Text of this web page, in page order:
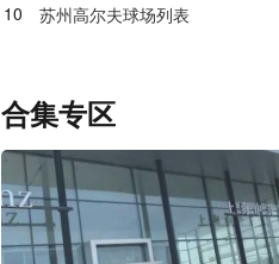
10
苏州高尔夫球场列表
合集专区